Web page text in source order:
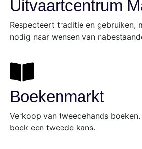
Uitvaartcentrum
Respecteert traditie en gebruiken,
nodig naar wensen van
Boekenmarkt
Verkoop van tweedehands
boek een tweede kans.